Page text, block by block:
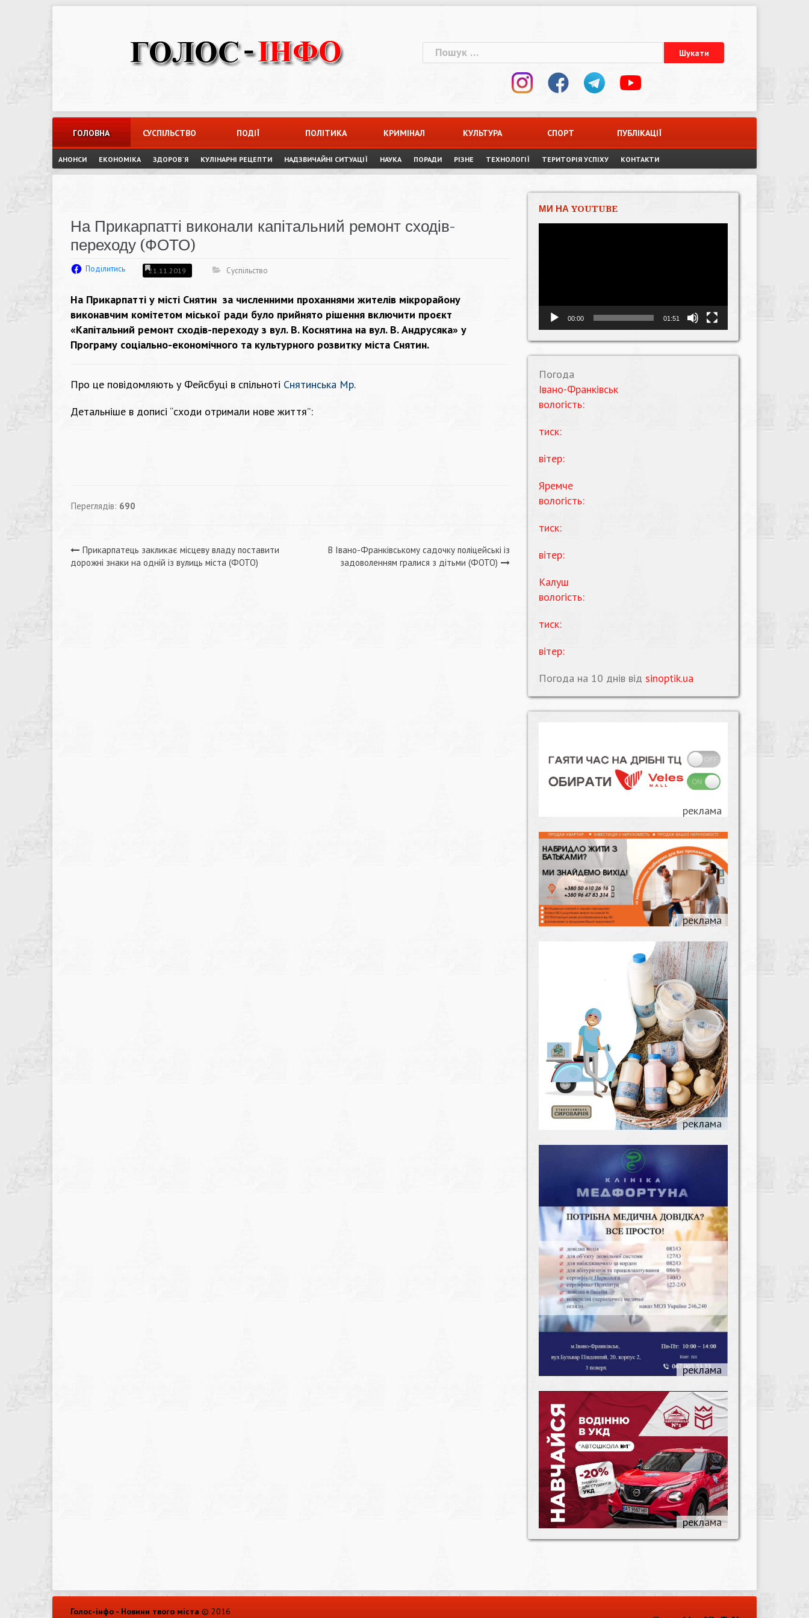
Пошук:
ГОЛОВНА СУСПІЛЬСТВО ПОДІЇ ПОЛІТИКА КРИМІНАЛ КУЛЬТУРА СПОРТ ПУБЛІКАЦІЇ
АНОНСИ ЕКОНОМІКА ЗДОРОВ`Я КУЛІНАРНІ РЕЦЕПТИ НАДЗВИЧАЙНІ СИТУАЦІЇ НАУКА ПОРАДИ РІЗНЕ ТЕХНОЛОГІЇ ТЕРИТОРІЯ УСПІХУ КОНТАКТИ
На Прикарпатті виконали капітальний ремонт сходів-
переходу (ФОТО)
Поділитись 21.11.2019 Суспільство
На Прикарпатті у місті Снятин за численними проханнями жителів мікрорайону
виконавчим комітетом міської ради було прийнято рішення включити проєкт
«Капітальний ремонт сходів-переходу з вул. В. Коснятина на вул. В. Андрусяка» у
Програму соціально-економічного та культурного розвитку міста Снятин.
Про це повідомляють у Фейсбуці в спільноті Снятинська Мр.
Детальніше в дописі “сходи отримали нове життя”:
Переглядів: 690
Навігація
Прикарпатець закликає місцеву владу поставити
дорожні знаки на одній із вулиць міста (ФОТО)
В Івано-Франківському садочку поліцейські із
задоволенням гралися з дітьми (ФОТО)
МИ НА YOUTUBE
00:00 01:51
Погода
Івано-Франківськ
вологість:
тиск:
вітер:
Яремче
вологість:
тиск:
вітер:
Калуш
вологість:
тиск:
вітер:
Погода на 10 днів від sinoptik.ua
Голос-інфо - Новини твого міста © 2016